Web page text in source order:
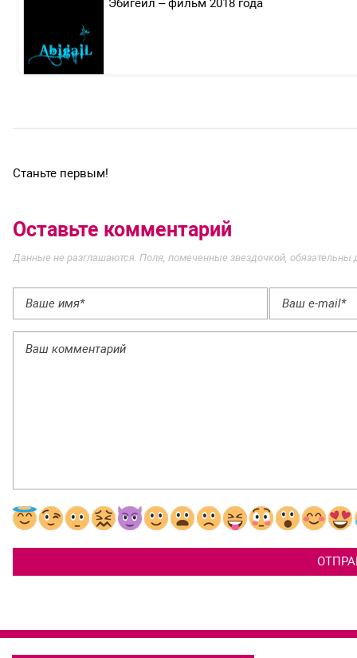
Эбигейл – фильм 2018 года
Станьте первым!
Оставьте комментарий
Данные не разглашаются. Поля, помеченные звездочкой, обязательны